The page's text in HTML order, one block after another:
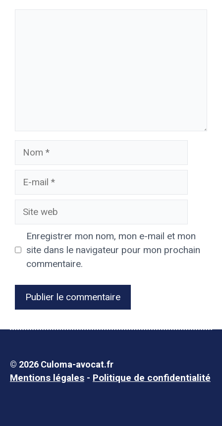
Nom
Site
Enregistrer mon nom, mon e-mail et mon
site dans le navigateur pour mon prochain
commentaire.
© 2026 Culoma-avocat.fr
Mentions légales - Politique de confidentialité